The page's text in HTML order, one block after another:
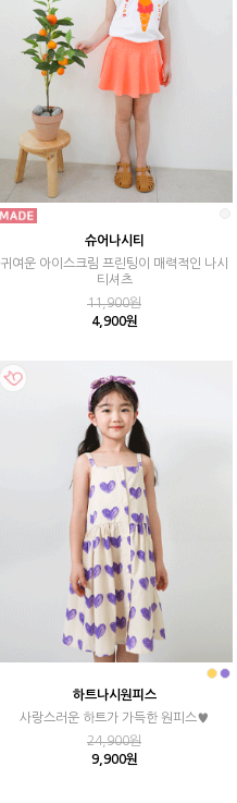
슈어나시티
귀여운 아이스크림 프린팅이 매력적인 나시
티셔츠
11,900원
4,900원
하트나시원피스
사랑스러운 하트가 가득한 원피스♥
24,900원
9,900원